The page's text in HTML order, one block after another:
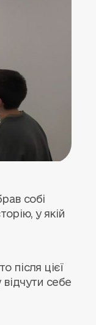
собі
у якій
після цієї
себе